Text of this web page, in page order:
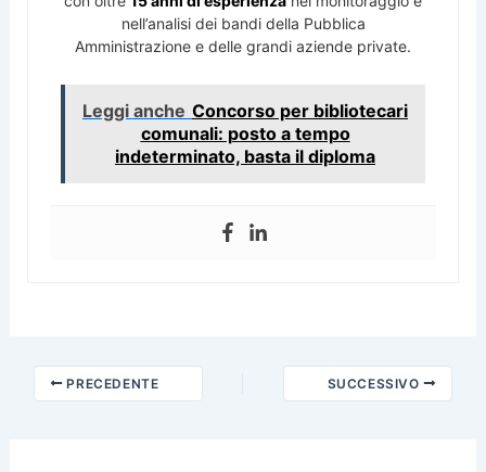
nell’analisi dei bandi della Pubblica
Amministrazione e delle grandi aziende private.
Leggi anche Concorso per bibliotecari
comunali: posto a tempo
indeterminato, basta il diploma
PRECEDENTE SUCCESSIVO